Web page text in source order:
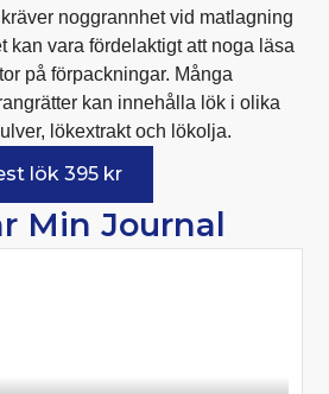
noggrannhet vid matlagning
kan vara fördelaktigt att noga läsa
på förpackningar. Många
kan innehålla lök i olika
lökextrakt och lökolja.
lök395 kr
Min Journal